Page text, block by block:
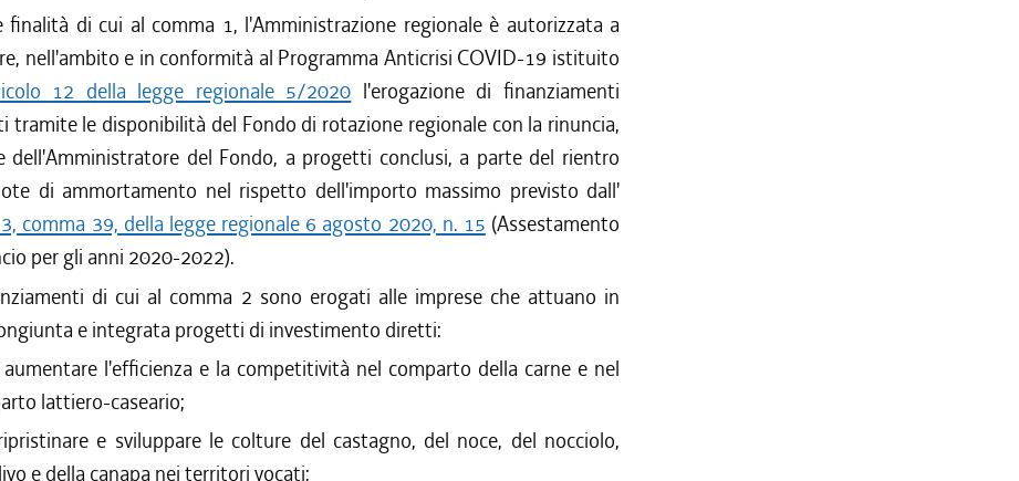
finalità di cui al comma 1, l'Amministrazione regionale è autorizzata a
nell'ambito e in conformità al Programma Anticrisi COVID-19 istituito
12 della legge regionale 5/2020 l'erogazione di finanziamenti
tramite le disponibilità del Fondo di rotazione regionale con la rinuncia,
dell'Amministratore del Fondo, a progetti conclusi, a parte del rientro
di ammortamento nel rispetto dell'importo massimo previsto dall'
comma 39, della legge regionale 6 agosto 2020, n. 15 (Assestamento
per gli anni 2020-2022).
di cui al comma 2 sono erogati alle imprese che attuano in
e integrata progetti di investimento diretti:
l'efficienza e la competitività nel comparto della carne e nel
lattiero-caseario;
e sviluppare le colture del castagno, del noce, del nocciolo,
e della canapa nei territori vocati;